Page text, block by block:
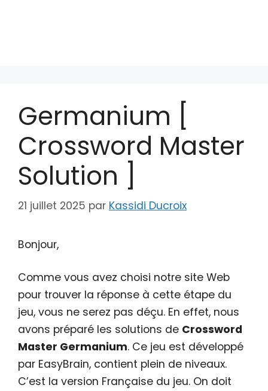
Germanium [
Crossword Master
Solution ]
21 juillet 2025 par Kassidi Ducroix
Bonjour,
Comme vous avez choisi notre site Web
pour trouver la réponse à cette étape du
jeu, vous ne serez pas déçu. En effet, nous
avons préparé les solutions de Crossword
Master Germanium. Ce jeu est développé
par EasyBrain, contient plein de niveaux.
C’est la version Française du jeu. On doit